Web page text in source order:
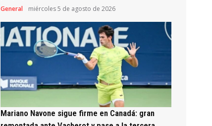
General miércoles 5 de agosto de 2026
Mariano Navone sigue firme en Canadá: gran